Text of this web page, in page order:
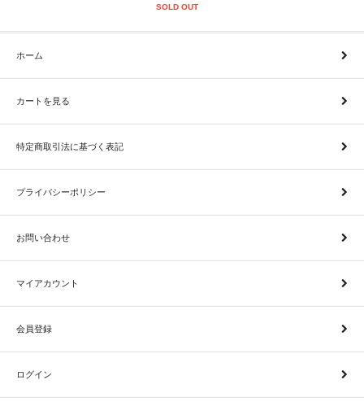
SOLD OUT
ホーム
カートを見る
特定商取引法に基づく表記
プライバシーポリシー
お問い合わせ
マイアカウント
会員登録
ログイン